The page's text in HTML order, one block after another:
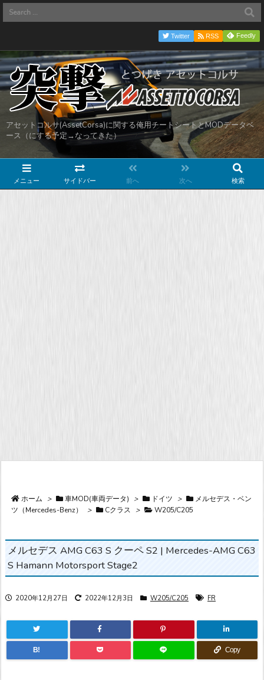
アセットコルサ(AssetCorsa)に関する俺用チートシートとMODデータベ
ース（にする予定→なってきた）
メニュー サイドバー 前へ 次へ 検索
Twitter RSS Feedly
ホーム > 車MOD(車両データ) > ドイツ >
メルセデス・ベン
ツ（Mercedes-Benz）
> Cクラス > W205/C205
メルセデス AMG C63 S クーペ S2 | Mercedes-AMG C63
S Hamann Motorsport Stage2
2020年12月27日 2022年12月3日 W205/C205 FR
B! Copy